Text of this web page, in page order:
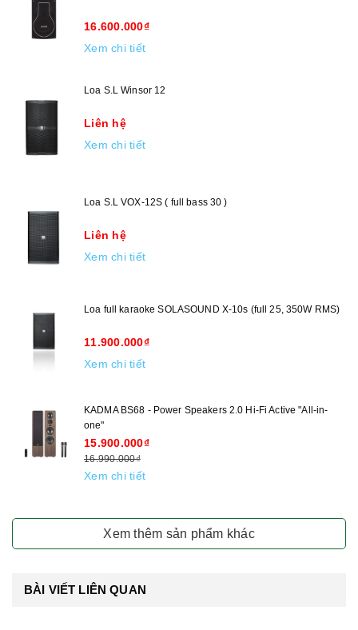
16.600.000₫
Xem chi tiết
Loa S.L Winsor 12
Liên hệ
Xem chi tiết
Loa S.L VOX-12S ( full bass 30 )
Liên hệ
Xem chi tiết
Loa full karaoke SOLASOUND X-10s (full 25, 350W RMS)
11.900.000₫
Xem chi tiết
KADMA BS68 - Power Speakers 2.0 Hi-Fi Active "All-in-
one"
15.900.000₫
16.990.000₫
Xem chi tiết
Xem thêm sản phẩm khác
BÀI VIẾT LIÊN QUAN